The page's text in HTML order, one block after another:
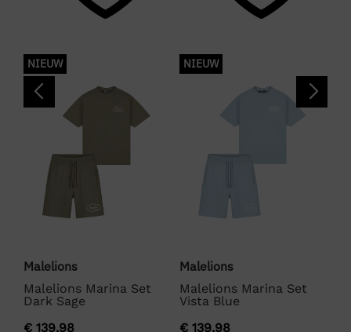
Kleurnummer
40
VZ26
Kleurgroep
Malelions Collection Swim Shorts
NIEUW
Malelions
Malelions Marina Set
Dark Sage
€ 139,98
NIEUW
Malelions
Malelions Marina Set
Vista Blue
€ 139,98